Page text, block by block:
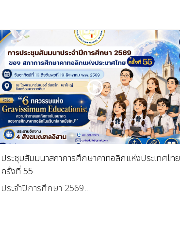
ประชุมสัมมนาสภาการศึกษาคาทอลิกแห่งประเทศไทย
ครั้งที่ 55
ประจำปีการศึกษา 2569...